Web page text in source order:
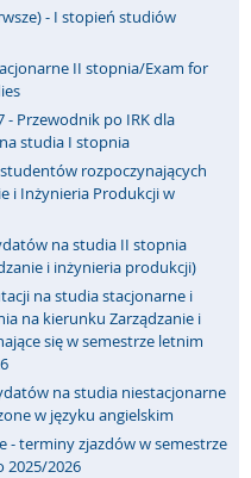
- I stopień studiów
II stopnia/Exam for
- Przewodnik po IRK dla
studia I stopnia
rozpoczynających
i Inżynieria Produkcji w
na studia II stopnia
i inżynieria produkcji)
na studia stacjonarne i
na kierunku Zarządzanie i
się w semestrze letnim
na studia niestacjonarne
w języku angielskim
- terminy zjazdów w semestrze
2025/2026